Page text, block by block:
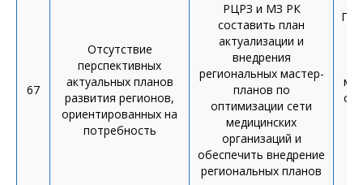
67
Отсутствие
перспективных
актуальных планов
развития регионов,
ориентированных на
потребность
РЦРЗ и МЗ РК
составить план
актуализации и
внедрения
региональных мастер-
планов по
оптимизации сети
медицинских
организаций и
обеспечить внедрение
региональных планов